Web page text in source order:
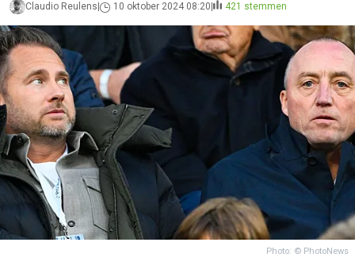
Claudio Reulens 10 oktober 2024 08:20 421 stemmen
Photo: © PhotoNews